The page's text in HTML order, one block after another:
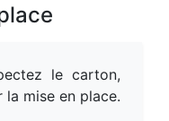
le carton,
mise en place.